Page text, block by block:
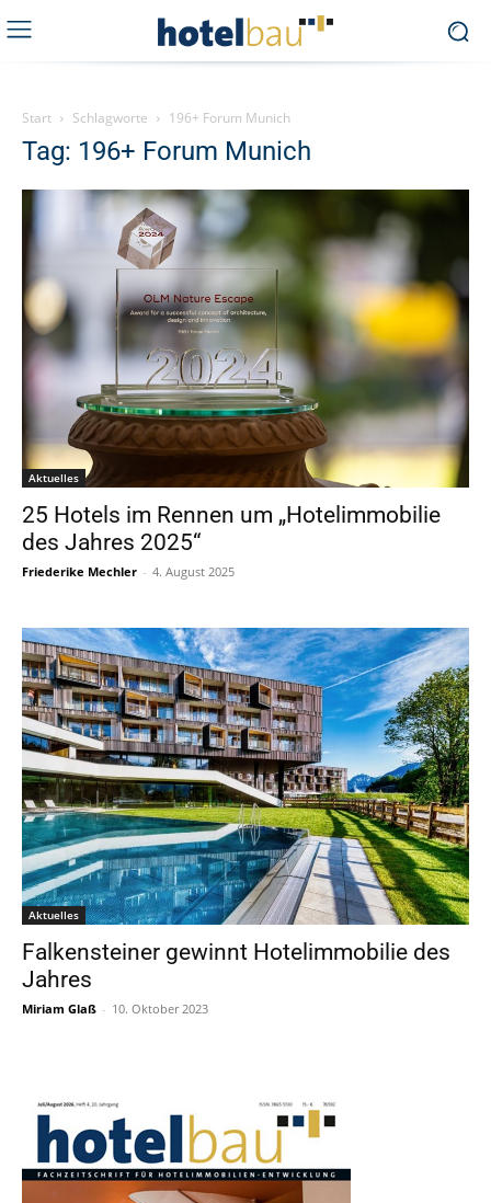
Start Schlagworte 196+ Forum Munich
Tag: 196+ Forum Munich
Aktuelles
25 Hotels im Rennen um „Hotelimmobilie
des Jahres 2025“
Friederike Mechler - 4. August 2025
Aktuelles
Falkensteiner gewinnt Hotelimmobilie des
Jahres
Miriam Glaß - 10. Oktober 2023